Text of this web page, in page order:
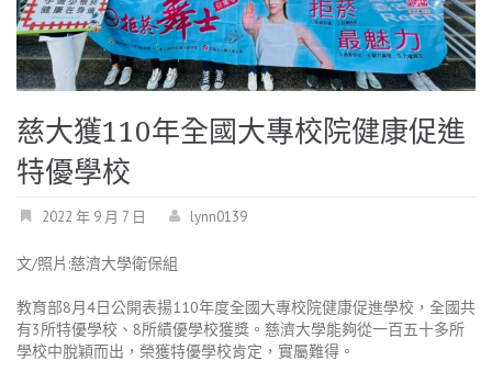
慈大獲110年全國大專校院健康促進
特優學校
2022 年 9 月 7 日 lynn0139
文/照片:慈濟大學衛保組
教育部8月4日公開表揚110年度全國大專校院健康促進學校，全國共
有3所特優學校、8所績優學校獲獎。慈濟大學能夠從一百五十多所
學校中脫穎而出，榮獲特優學校肯定，實屬難得。